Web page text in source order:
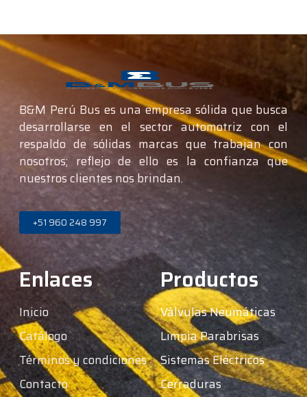
B&M Perú Bus es una empresa sólida que busca
desarrollarse en el sector automotriz con el
respaldo de sólidas marcas que trabajan con
nosotros; reflejo de ello es la confianza que
nuestros clientes nos brindan.
+51 960 248 997
Enlaces
Inicio
Catálogo
Términos y condiciones
Contacto
Productos
Válvulas Neumáticas
Limpia Parabrisas
Sistemas Eléctricos
Cerraduras